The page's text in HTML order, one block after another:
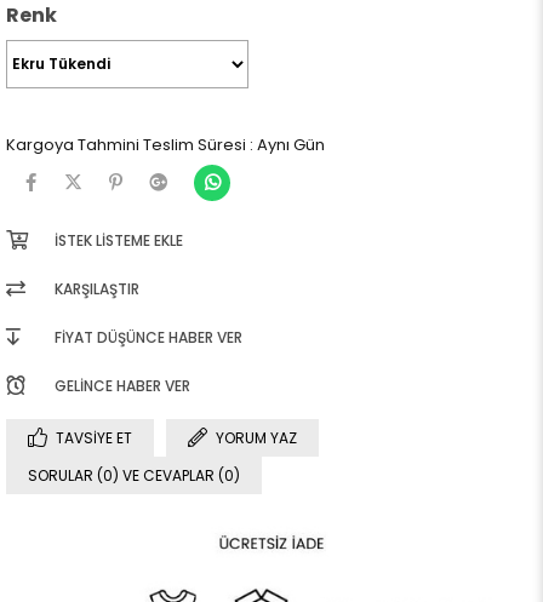
Renk
Kargoya Tahmini Teslim Süresi : Aynı Gün
İSTEK LISTEME EKLE
KARŞILAŞTIR
FIYAT DÜŞÜNCE HABER VER
GELINCE HABER VER
TAVSIYE ET
YORUM YAZ
SORULAR (0) VE CEVAPLAR (0)